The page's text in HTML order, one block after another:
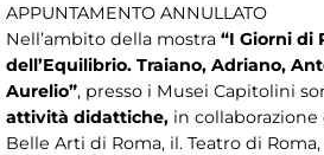
APPUNTAMENTO ANNULLATO
Nell’ambito della mostra “I Giorni di
dell’Equilibrio. Traiano, Adriano,
Aurelio”, presso i Musei Capitolini
attività didattiche, in collaborazione
Belle Arti di Roma, il. Teatro di